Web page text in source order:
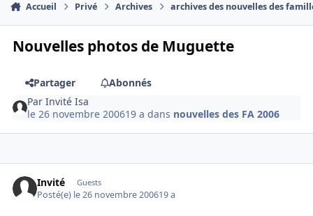
Accueil Privé Archives archives des nouvelles des
Nouvelles photos de Muguette
Partager
Abonnés
ParInvité Isa
le 26 novembre 200619 a dans nouvelles des FA 2006
Invité Guests
Posté(e) le 26 novembre 200619 a